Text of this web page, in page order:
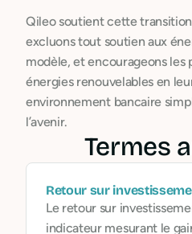
Qileo soutient cette
excluons tout soutien aux
modèle, et encourageons les
énergies renouvelables en
environnement bancaire
l’avenir.
Termes
Retour sur
Le retour sur
indicateur mesurant le